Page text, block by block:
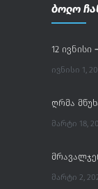
ბოლო
ᲘᲕᲜᲘᲡᲘ 1,
ᲛᲐᲠᲢᲘ 18,
ᲛᲐᲠᲢᲘ 2,